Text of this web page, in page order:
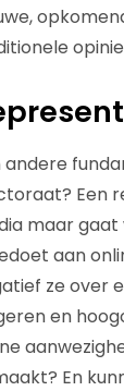
andere
Een
maar gaat
aan
ze over
en
En